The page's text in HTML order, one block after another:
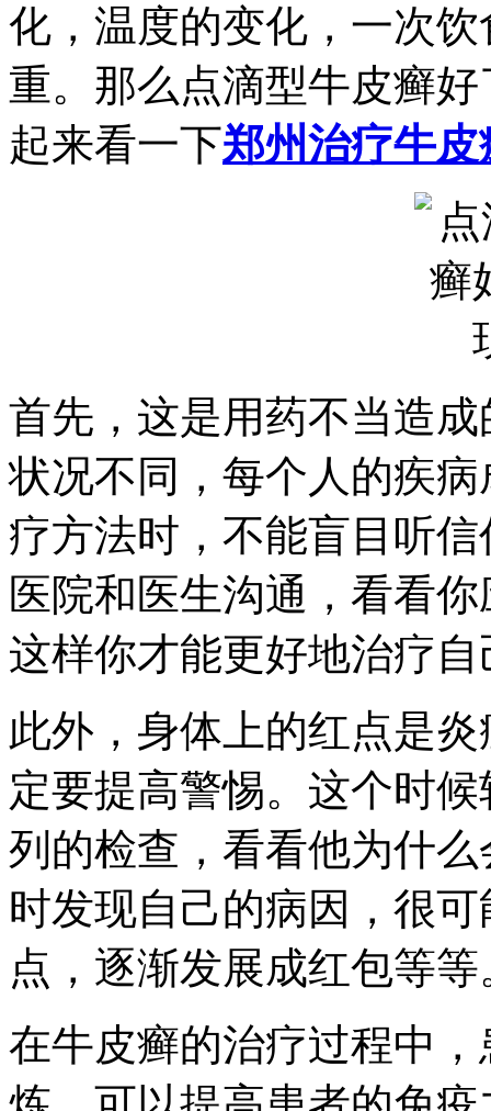
化，温度的变化，一次
重。那么点滴型牛皮癣
起来看一下郑州治疗牛皮
首先，这是用药不当造
状况不同，每个人的疾
疗方法时，不能盲目听
医院和医生沟通，看看
这样你才能更好地治疗
此外，身体上的红点是
定要提高警惕。这个时
列的检查，看看他为什
时发现自己的病因，很
点，逐渐发展成红包等等
在牛皮癣的治疗过程中